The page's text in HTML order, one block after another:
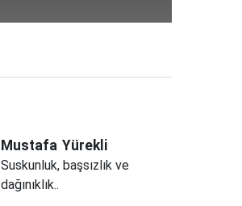
Mustafa Yürekli
Suskunluk, başsızlık ve
dağınıklık..